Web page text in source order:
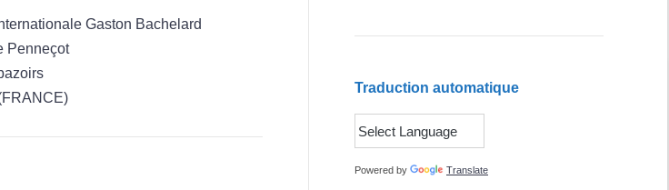
Gaston Bachelard
Penneçot
Traduction automatique
Powered by Translate